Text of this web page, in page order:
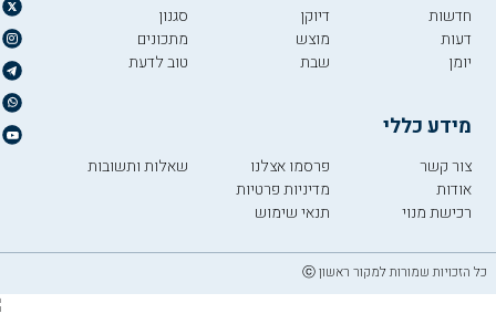
חדשות
דעות
יומן
דיוקן
מוצש
שבת
סגנון
מתכונים
טוב לדעת
מידע כללי
צור קשר
אודות
רכישת מנוי
פרסמו אצלנו
מדיניות פרטיות
תנאי שימוש
שאלות ותשובות
כל הזכויות שמורות למקור ראשון ⓒ